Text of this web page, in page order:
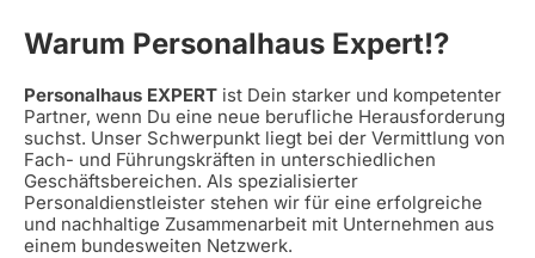
Warum Personalhaus Expert!?
Personalhaus EXPERT ist Dein starker und kompetenter
Partner, wenn Du eine neue berufliche Herausforderung
suchst. Unser Schwerpunkt liegt bei der Vermittlung von
Fach- und Führungskräften in unterschiedlichen
Geschäftsbereichen. Als spezialisierter
Personaldienstleister stehen wir für eine erfolgreiche
und nachhaltige Zusammenarbeit mit Unternehmen aus
einem bundesweiten Netzwerk.